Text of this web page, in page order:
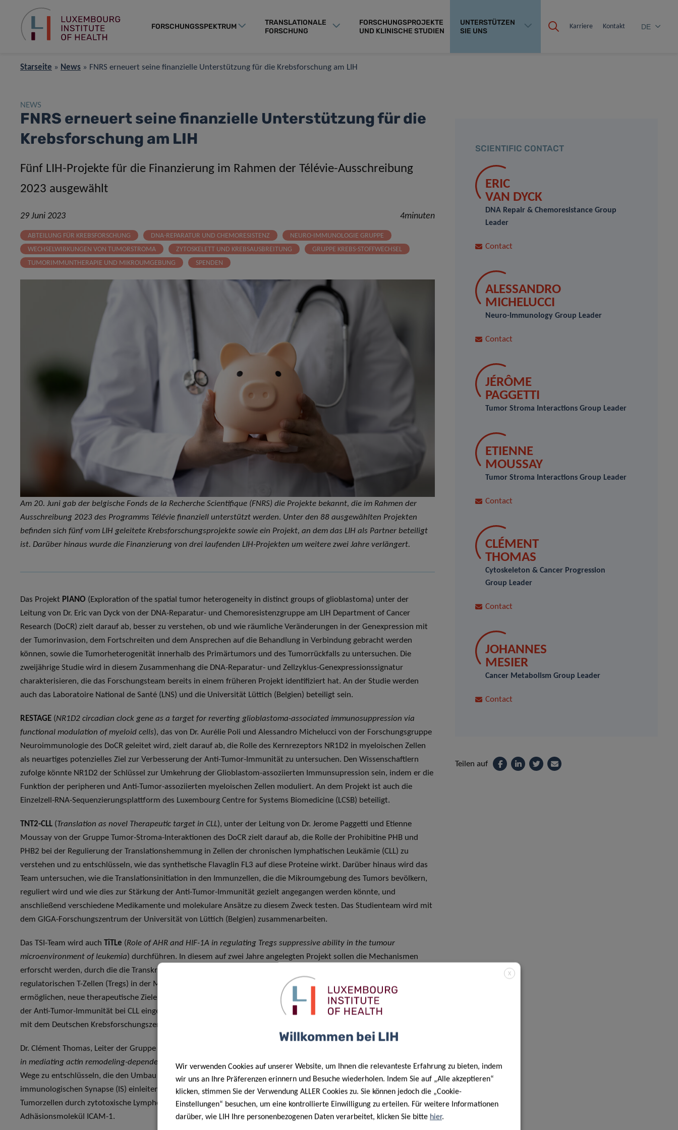
FORSCHUNGSSPEKTRUM
TRANSLATIONALE
FORSCHUNG
FORSCHUNGSPROJEKTE
UND KLINISCHE STUDIEN
UNTERSTÜTZEN
SIE UNS
Karriere Kontakt DE
Starseite » News » FNRS erneuert seine finanzielle Unterstützung für die Krebsforschung am LIH
NEWS
FNRS erneuert seine finanzielle Unterstützung für die
Krebsforschung am LIH
Fünf LIH-Projekte für die Finanzierung im Rahmen der Télévie-Ausschreibung
2023 ausgewählt
29 Juni 2023 4minuten
ABTEILUNG FÜR KREBSFORSCHUNG DNA-REPARATUR UND CHEMORESISTENZ
NEURO-IMMUNOLOGIE GRUPPE
WECHSELWIRKUNGEN VON TUMORSTROMA
ZYTOSKELETT UND KREBSAUSBREITUNG
GRUPPE KREBS-STOFFWECHSEL
TUMORIMMUNTHERAPIE UND MIKROUMGEBUNG
SPENDEN
Am 20. Juni gab der belgische Fonds de la Recherche Scientifique (FNRS) die Projekte bekannt, die im Rahmen der
Ausschreibung 2023 des Programms Télévie finanziell unterstützt werden. Unter den 88 ausgewählten Projekten
befinden sich fünf vom LIH geleitete Krebsforschungsprojekte sowie ein Projekt, an dem das LIH als Partner beteiligt
ist. Darüber hinaus wurde die Finanzierung von drei laufenden LIH-Projekten um weitere zwei Jahre verlängert.
Das Projekt PIANO (Exploration of the spatial tumor heterogeneity in distinct groups of glioblastoma) unter der
Leitung von Dr. Eric van Dyck von der DNA-Reparatur- und Chemoresistenzgruppe am LIH Department of Cancer
Research (DoCR) zielt darauf ab, besser zu verstehen, ob und wie räumliche Veränderungen in der Genexpression mit
der Tumorinvasion, dem Fortschreiten und dem Ansprechen auf die Behandlung in Verbindung gebracht werden
können, sowie die Tumorheterogenität innerhalb des Primärtumors und des Tumorrückfalls zu untersuchen. Die
zweijährige Studie wird in diesem Zusammenhang die DNA-Reparatur- und Zellzyklus-Genexpressionssignatur
charakterisieren, die das Forschungsteam bereits in einem früheren Projekt identifiziert hat. An der Studie werden
auch das Laboratoire National de Santé (LNS) und die Universität Lüttich (Belgien) beteiligt sein.
RESTAGE (NR1D2 circadian clock gene as a target for reverting glioblastoma-associated immunosuppression via
functional modulation of myeloid cells), das von Dr. Aurélie Poli und Alessandro Michelucci von der Forschungsgruppe
Neuroimmunologie des DoCR geleitet wird, zielt darauf ab, die Rolle des Kernrezeptors NR1D2 in myeloischen Zellen
als neuartiges potenzielles Ziel zur Verbesserung der Anti-Tumor-Immunität zu untersuchen. Den Wissenschaftlern
zufolge könnte NR1D2 der Schlüssel zur Umkehrung der Glioblastom-assoziierten Immunsupression sein, indem er die
Funktion der peripheren und Anti-Tumor-assoziierten myeloischen Zellen moduliert. An dem Projekt ist auch die
Einzelzell-RNA-Sequenzierungsplattform des Luxembourg Centre for Systems Biomedicine (LCSB) beteiligt.
TNT2-CLL (Translation as novel Therapeutic target in CLL), unter der Leitung von Dr. Jerome Paggetti und Etienne
Moussay von der Gruppe Tumor-Stroma-Interaktionen des DoCR zielt darauf ab, die Rolle der Prohibitine PHB und
PHB2 bei der Regulierung der Translationshemmung in Zellen der chronischen lymphatischen Leukämie (CLL) zu
verstehen und zu entschlüsseln, wie das synthetische Flavaglin FL3 auf diese Proteine wirkt. Darüber hinaus wird das
Team untersuchen, wie die Translationsinitiation in den Immunzellen, die die Mikroumgebung des Tumors bevölkern,
reguliert wird und wie dies zur Stärkung der Anti-Tumor-Immunität gezielt angegangen werden könnte, und
anschließend verschiedene Medikamente und molekulare Ansätze zu diesem Zweck testen. Das Studienteam wird mit
dem GIGA-Forschungszentrum der Universität von Lüttich (Belgien) zusammenarbeiten.
Das TSI-Team wird auch TiTLe (Role of AHR and HIF-1A in regulating Tregs suppressive ability in the tumour
microenvironment of leukemia) durchführen. In diesem auf zwei Jahre angelegten Projekt sollen die Mechanismen
erforscht werden, durch die die Transkriptionsfaktoren AHR und HIF-1a die immunsuppressive Fähigkeit von
regulatorischen T-Zellen (Tregs) in der Mikroumgebung von CLL verstärken. Dies wird es den Forschern letztendlich
ermöglichen, neue therapeutische Ziele in Tregs in der Tumormikroumgebung zu identifizieren, die zur Verbesserung
der Anti-Tumor-Immunität bei CLL eingesetzt werden könnten. Das Projekt stützt sich auf eine enge Zusammenarbeit
mit dem Deutschen Krebsforschungszentrum (DKFZ) in Heidelberg.
Dr. Clément Thomas, Leiter der Gruppe Cytoskeleton and Cancer Progression des DoCR, wird
in mediating actin remodeling-dependent tumor immune evasion
) leiten. Das Projekt zielt darauf ab, die molekularen
Wege zu entschlüsseln, die den Umbau des Aktin-Zytoskeletts in Tumorzellen während der Bildung der lytischen
immunologischen Synapse (IS) einleiten und vermitteln, ein kritischer Prozess, der der Erkennung und Abtötung von
Tumorzellen durch zytotoxische Lymphozyten zugrunde liegt, mit besonderem Schwerpunkt auf dem interzellulären
Adhäsionsmolekül ICAM-1.
SCIENTIFIC CONTACT
ERIC
VAN DYCK
DNA Repair & Chemoresistance Group
Leader
Contact
ALESSANDRO
MICHELUCCI
Neuro-Immunology Group Leader
Contact
JÉRÔME
PAGGETTI
Tumor Stroma Interactions Group Leader
ETIENNE
MOUSSAY
Tumor Stroma Interactions Group Leader
Contact
CLÉMENT
THOMAS
Cytoskeleton & Cancer Progression
Group Leader
Contact
JOHANNES
MESIER
Cancer Metabolism Group Leader
Contact
Teilen auf
X
Willkommen bei LIH
Wir verwenden Cookies auf unserer Website, um Ihnen die relevanteste Erfahrung zu bieten, indem
wir uns an Ihre Präferenzen erinnern und Besuche wiederholen. Indem Sie auf „Alle akzeptieren“
klicken, stimmen Sie der Verwendung ALLER Cookies zu. Sie können jedoch die „Cookie-
Einstellungen“ besuchen, um eine kontrollierte Einwilligung zu erteilen. Für weitere Informationen
darüber, wie LIH Ihre personenbezogenen Daten verarbeitet, klicken Sie bitte hier.